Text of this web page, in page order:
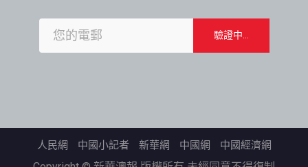
人民網 中國小記者 新華網 中國網 中國經濟網